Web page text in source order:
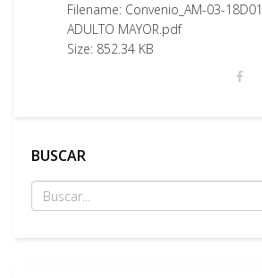
Filename: Convenio_AM-03-
ADULTO MAYOR.pdf
Size: 852.34 KB
BUSCAR